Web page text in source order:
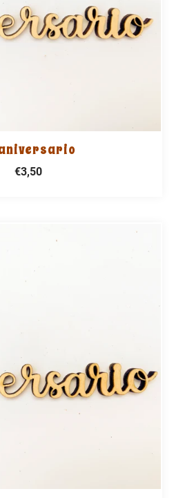
€3,50